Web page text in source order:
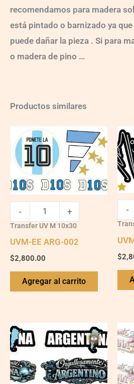
recomendamos para madera
está pintado o barnizado ya
puede dañar la pieza . Si para
o madera de pino …
Productos similares
ARG-
002
quantity
- +
Transfer UV M 10x30
UVM-EE ARG-002
$2,800.00
Agregar al carrito
UVM-
EE
ARG-
003
-
$
UVM-
EE
ARG-
quantity
UVM-
EE
ARG-